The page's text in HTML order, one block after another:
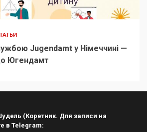
Jugendamt у Німеччині —
Югендамт
(Коретник. Для записи на
в Telegram: